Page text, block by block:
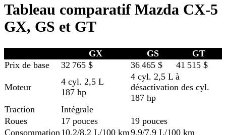
Tableau comparatif Mazda CX-5
GX, GS et GT
GX GS
GT
Prix de base
32 765 $ 36 465 $ 41 515 $
Moteur
4 cyl. 2,5 L
187 hp
4 cyl. 2,5 L à
désactivation des cyl.
187 hp
Traction
Intégrale
Roues
17 pouces
19 pouces
Consommation 10,2/8,2 L/100 km9,9/7,9 L/100 km